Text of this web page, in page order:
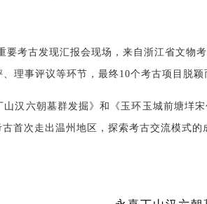
要考古发现汇报会现场，来自浙江省文
理事评议等环节，最终10个考古项目脱颖
汉六朝墓群发掘》和《玉环玉城前塘
首次走出温州地区，探索考古交流模式的